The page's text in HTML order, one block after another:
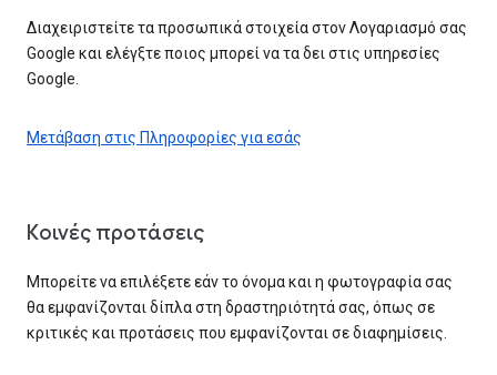
Διαχειριστείτε τα προσωπικά στοιχεία στον Λογαριασμό σας
Google και ελέγξτε ποιος μπορεί να τα δει στις υπηρεσίες
Google.
Μετάβαση στις Πληροφορίες για εσάς
Κοινές προτάσεις
Μπορείτε να επιλέξετε εάν το όνομα και η φωτογραφία σας
θα εμφανίζονται δίπλα στη δραστηριότητά σας, όπως σε
κριτικές και προτάσεις που εμφανίζονται σε διαφημίσεις.